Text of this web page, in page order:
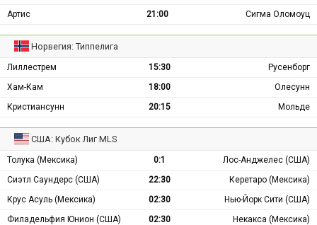
Артис
21:00 Сигма Оломоуц
Норвегия: Типпелига
Лиллестрем 15:30
Русенборг
Хам-Кам
18:00
Олесунн
Кристиансунн
20:15 Мольде
США: Кубок Лиг MLS
Толука (Мексика) 0:1
Лос-Анджелес (США)
Сиэтл Саундерс (США)
22:30
Керетаро (Мексика)
Крус Асуль (Мексика)
02:30
Нью-Йорк Сити (США)
Филадельфия Юнион (США)
02:30
Некакса (Мексика)